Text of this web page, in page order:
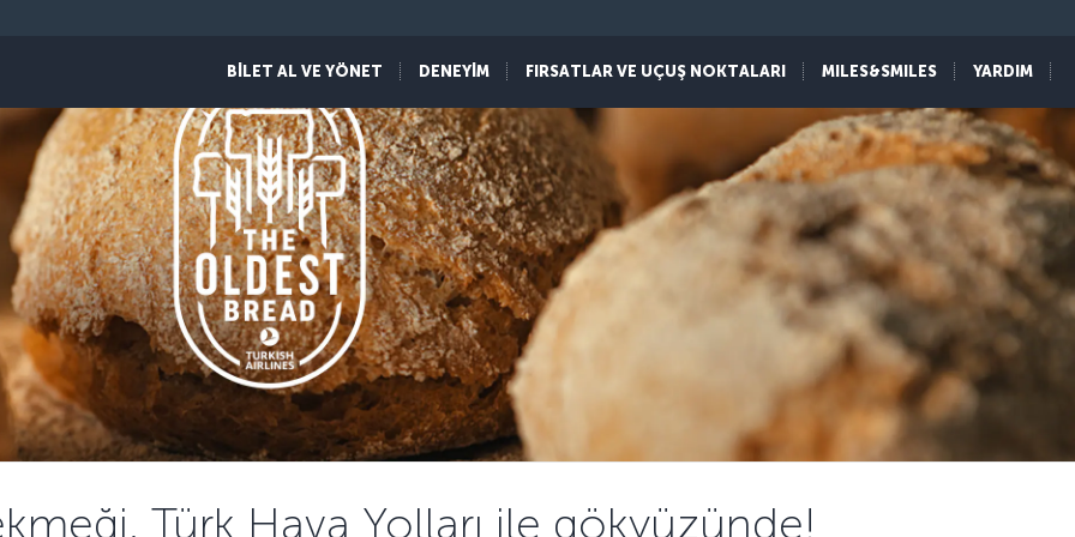
BİLET AL VE YÖNET DENEYİM FIRSATLAR VE UÇUŞ NOKTALARI MILES&SMILES YARDIM
Türk Hava Yolları ile gökyüzünde!